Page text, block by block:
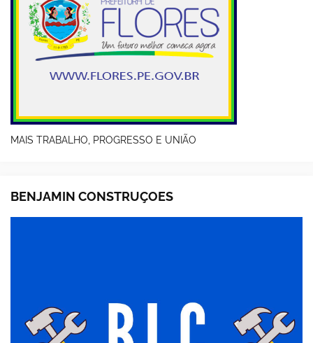
MAIS TRABALHO, PROGRESSO E UNIÃO
BENJAMIN CONSTRUÇOES